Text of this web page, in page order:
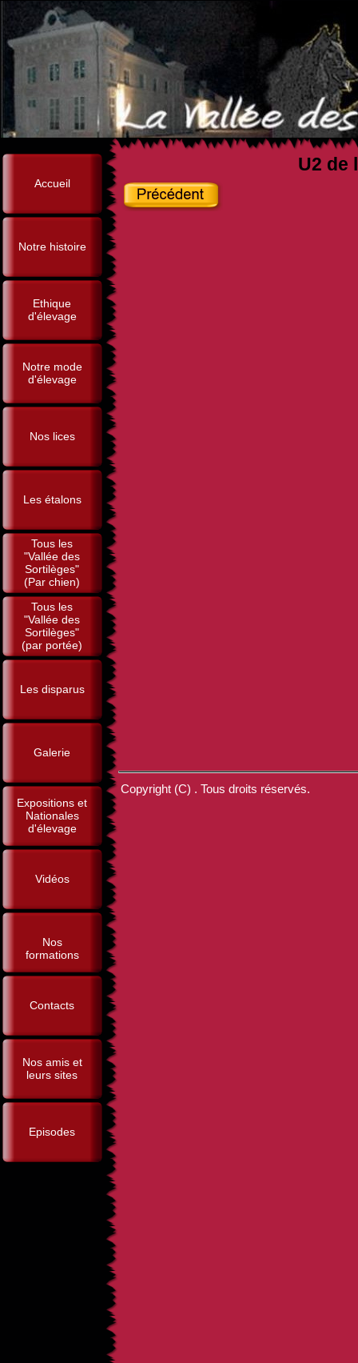
Accueil
Notre histoire
Ethique
d'élevage
Notre mode
d'élevage
Nos lices
Les étalons
Tous les
"Vallée des
Sortilèges"
(Par chien)
Tous les
"Vallée des
Sortilèges"
(par portée)
Les disparus
Galerie
Expositions et
Nationales
d'élevage
Vidéos
Nos
formations
Contacts
Nos amis et
leurs sites
Episodes
U2 de
Copyright (C) . Tous droits réservés.